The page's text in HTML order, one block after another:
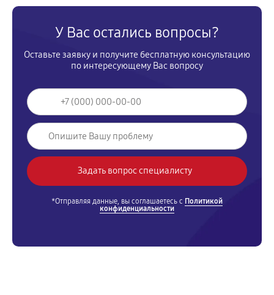
У Вас остались вопросы?
Оставьте заявку и получите бесплатную консультацию
по интересующему Вас вопросу
*Отправляя данные, вы соглашаетесь с Политикой
конфиденциальности